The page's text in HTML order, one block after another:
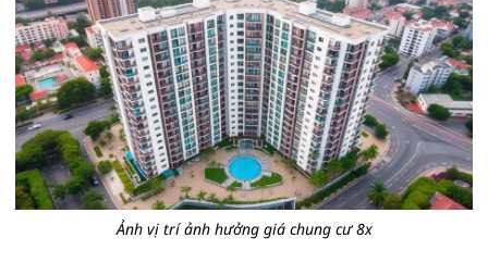
Ảnh vị trí ảnh hưởng giá chung cư 8x